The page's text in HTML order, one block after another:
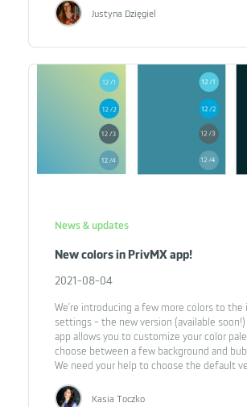
Justyna Dzięgiel
News & updates
New colors in PrivMX app!
2021-08-04
We’re introducing a few more colors to the
settings - the new version (available soon!)
app allows you to customize your color
choose between a few background and
We need your help to choose the default
Kasia Toczko